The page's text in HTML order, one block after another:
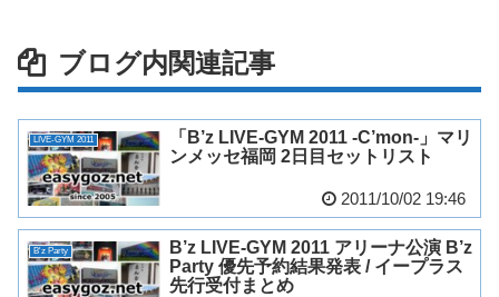
ブログ内関連記事
LIVE-GYM 2011
「B’z LIVE-GYM 2011 -C’mon-」マリ
ンメッセ福岡 2日目セットリスト
2011/10/02 19:46
B'z Party
B’z LIVE-GYM 2011 アリーナ公演 B’z
Party 優先予約結果発表 / イープラス
先行受付まとめ